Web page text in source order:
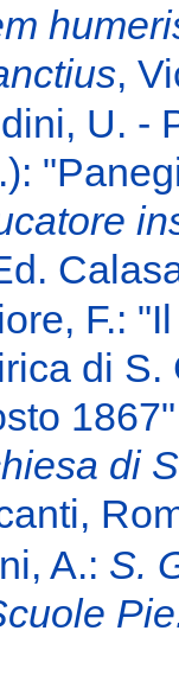
,
U. -
F.:
di S.
di
A.: S.